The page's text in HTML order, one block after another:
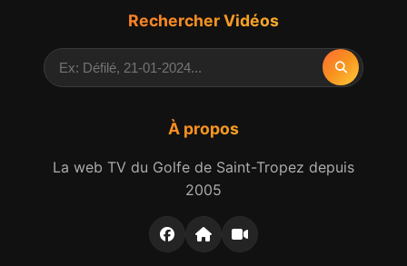
À propos
La web TV du Golfe de Saint-Tropez depuis
2005
Rechercher Vidéos